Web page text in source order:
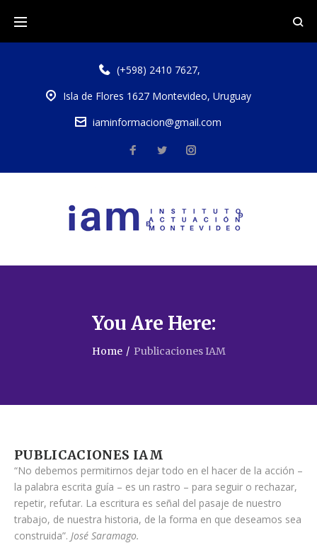
(+598) 2410 7627,
Isla de Flores 1627 Montevideo, Uruguay
iaminformacion@gmail.com
You Are Here:
Home / Publicaciones IAM
PUBLICACIONES IAM
“No debemos permitirnos dejar todo en el hacer de la acción –
la palabra escrita guía – es un rastro – para seguir o rechazar,
repetir, refutar. La escritura es señal del pasaje de nuestro
trabajo, de nuestra historia, de la forma en que deseamos sea
construida”. José Saramago.